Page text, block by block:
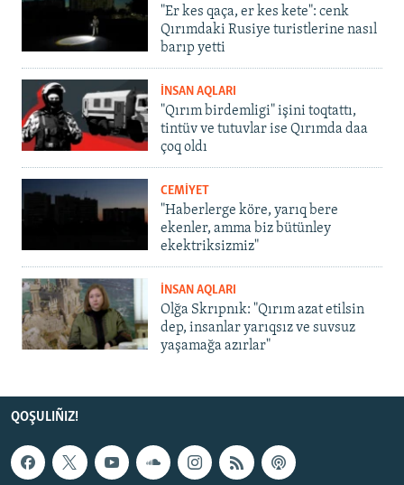
"Er kes qaça, er kes kete": cenk
Qırımdaki Rusiye turistlerine nasıl
barıp yetti
İNSAN AQLARI
"Qırım birdemligi" işini toqtattı,
tintüv ve tutuvlar ise Qırımda daa
çoq oldı
CEMİYET
"Haberlerge köre, yarıq bere
ekenler, amma biz bütünley
ekektriksizmiz"
İNSAN AQLARI
Olğa Skrıpnık: "Qırım azat etilsin
dep, insanlar yarıqsız ve suvsuz
yaşamağa azırlar"
QOŞULIÑIZ!